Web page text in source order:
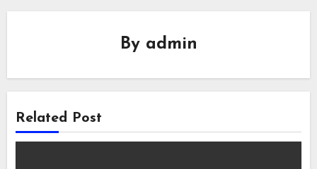
By admin
Related Post